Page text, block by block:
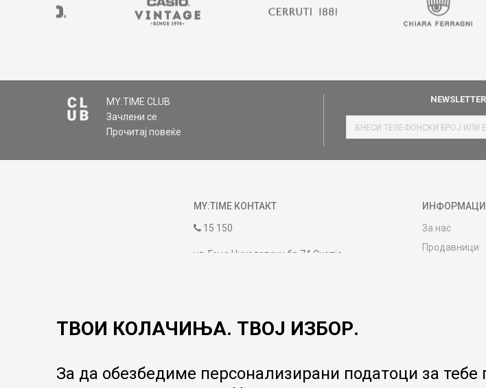
MY:TIME CLUB
Зачлени се
Прочитај повеќе
NEWSLETTER
MY:TIME КОНТАКТ
15 150
ул. Гоце Николовски бр.74 Скопје
09:00 до 17:00
За нас
Продавници
Гаранција за
ТВОИ КОЛАЧИЊА. ТВОЈ ИЗБОР.
За да обезбедиме персонализирани податоци за